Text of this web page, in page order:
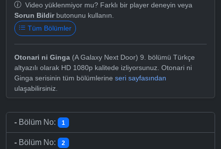
Video yüklenmiyor mu? Farklı bir player deneyin veya
Sorun Bildirbutonunu kullanın.
Tüm Bölümler
Otonari ni Ginga (A Galaxy Next Door) 9. bölümü Türkçe
altyazılı olarak HD 1080p kalitede izliyorsunuz. Otonari ni
Ginga serisinin tüm bölümlerine seri sayfasından
ulaşabilirsiniz.
- Bölüm No: 1
- Bölüm No: 2